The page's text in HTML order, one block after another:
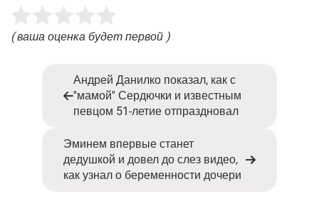
( ваша оценка будет первой )
Андрей Данилко показал, как с
''мамой'' Сердючки и известным
певцом 51-летие отпраздновал
Эминем впервые станет
дедушкой и довел до слез видео,
как узнал о беременности дочери